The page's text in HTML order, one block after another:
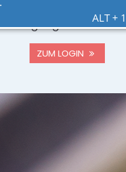
Melden Sie sich mit Ihren
Zugangsdaten an.
ZUM LOGIN